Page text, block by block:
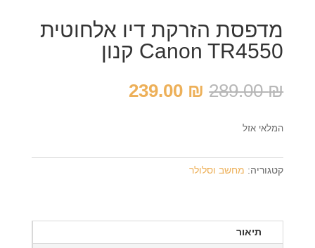
מדפסת הזרקת דיו אלחוטית
Canon TR4550 קנון
289.00₪ המחיר
239.00 ₪ המחיר
המלאי אזל
קטגוריה: מחשב וסלולר
תיאור